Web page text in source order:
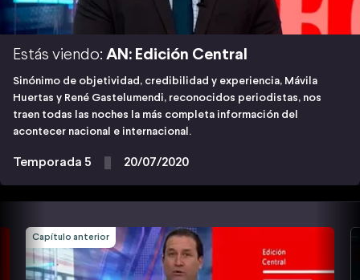
Estás viendo: AN: Edición Central
Sinónimo de objetividad, credibilidad y experiencia, Mávila
Huertas y René Gastelumendi, reconocidos periodistas, nos
traen todas las noches la más completa información del
acontecer nacional e internacional.
Temporada 5 20/07/2020
Capítulo anterior